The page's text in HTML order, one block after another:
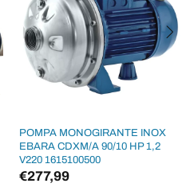
POMPA MONOGIRANTE INOX
EBARA CDXM/A 90/10 HP 1,2
V220 1615100500
€277,99